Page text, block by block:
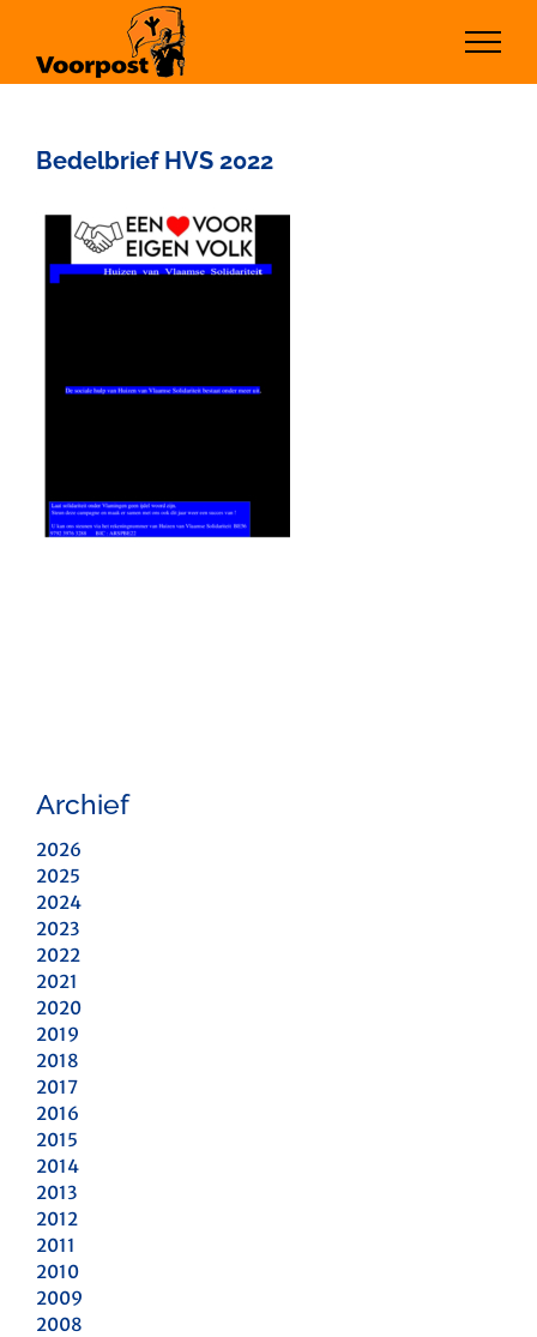
inhoud
Bedelbrief HVS 2022
Archief
2026
2025
2024
2023
2022
2021
2020
2019
2018
2017
2016
2015
2014
2013
2012
2011
2010
2009
2008